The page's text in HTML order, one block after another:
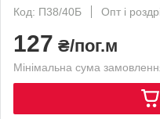
Код: П38/40Б
Опт і
127 ₴/пог.м
Мінімальна сума